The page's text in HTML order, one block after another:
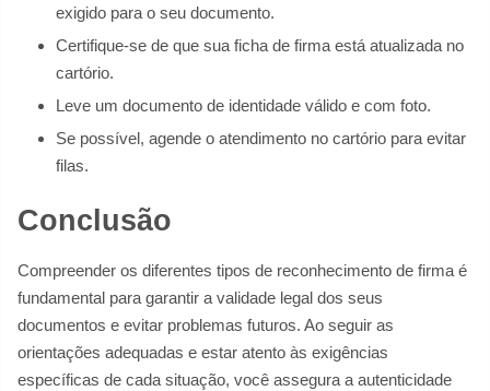
exigido para o seu documento.
Certifique-se de que sua ficha de firma está atualizada no
cartório.
Leve um documento de identidade válido e com foto.
Se possível, agende o atendimento no cartório para evitar
filas.
Conclusão
Compreender os diferentes tipos de reconhecimento de firma é
fundamental para garantir a validade legal dos seus
documentos e evitar problemas futuros. Ao seguir as
orientações adequadas e estar atento às exigências
específicas de cada situação, você assegura a autenticidade